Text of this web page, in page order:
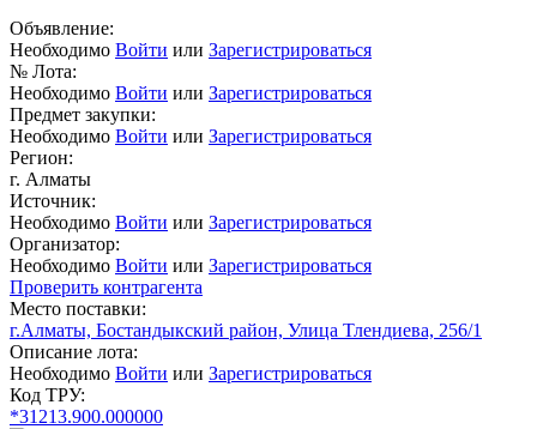
Объявление:
Необходимо Войти или Зарегистрироваться
№ Лота:
Необходимо Войти или Зарегистрироваться
Предмет закупки:
Необходимо Войти или Зарегистрироваться
Регион:
г. Алматы
Источник:
Необходимо Войти или Зарегистрироваться
Организатор:
Необходимо Войти или Зарегистрироваться
Проверить контрагента
Место поставки:
г.Алматы, Бостандыкский район, Улица Тлендиева, 256/1
Описание лота:
Необходимо Войти или Зарегистрироваться
Код ТРУ:
*31213.900.000000